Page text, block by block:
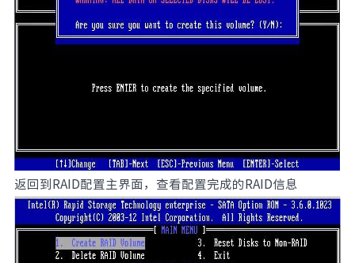
返回到RAID配置主界面，查看配置完成的RAID信息